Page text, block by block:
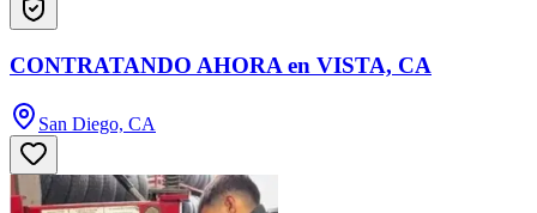
CONTRATANDO AHORA en VISTA, CA
San Diego, CA